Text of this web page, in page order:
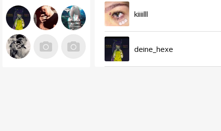
kiiiilll
deine_hexe